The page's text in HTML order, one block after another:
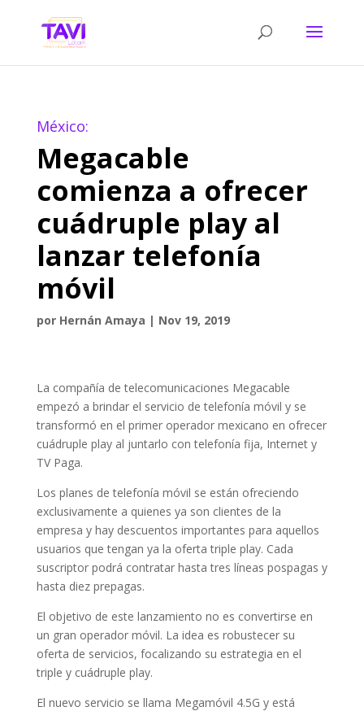
México:
Megacable
comienza a ofrecer
cuádruple play al
lanzar telefonía
móvil
por Hernán Amaya | Nov 19, 2019
La compañía de telecomunicaciones Megacable
empezó a brindar el servicio de telefonía móvil y se
transformó en el primer operador mexicano en ofrecer
cuádruple play al juntarlo con telefonía fija, Internet y
TV Paga.
Los planes de telefonía móvil se están ofreciendo
exclusivamente a quienes ya son clientes de la
empresa y hay descuentos importantes para aquellos
usuarios que tengan ya la oferta triple play. Cada
suscriptor podrá contratar hasta tres líneas pospagas y
hasta diez prepagas.
El objetivo de este lanzamiento no es convertirse en
un gran operador móvil. La idea es robustecer su
oferta de servicios, focalizando su estrategia en el
triple y cuádruple play.
El nuevo servicio se llama Megamóvil 4.5G y está